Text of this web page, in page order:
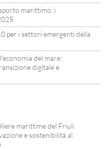
marittimo: i
per i settori emergenti della
del mare:
digitale e
marittime del Friuli
e sostenibilità al